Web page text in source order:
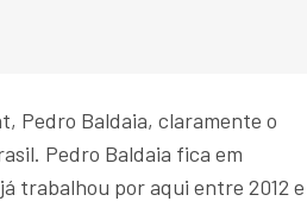
Pedro Baldaia, claramente o
Pedro Baldaia fica em
trabalhou por aqui entre 2012 e